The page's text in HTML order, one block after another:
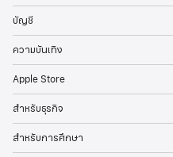
บัญชี
ความบันเทิง
Apple Store
สำหรับธุรกิจ
สำหรับการศึกษา